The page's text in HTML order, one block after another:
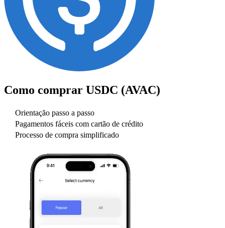
Como comprar USDC (AVAC)
Orientação passo a passo
Pagamentos fáceis com cartão de crédito
Processo de compra simplificado